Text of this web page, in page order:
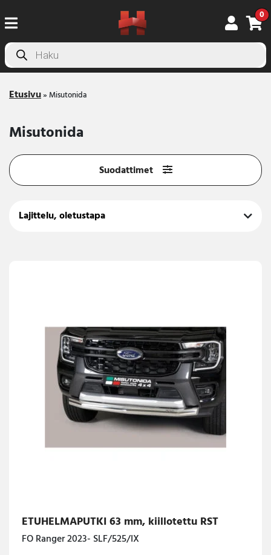
0
Products
search
Etusivu»Misutonida
Misutonida
Suodattimet
ETUHELMAPUTKI 63 mm, kiillotettu RST
FO Ranger 2023- SLF/525/IX